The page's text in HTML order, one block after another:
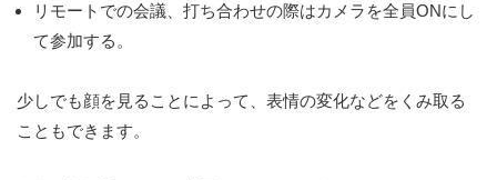
リモートでの会議、打ち合わせの際はカメラを全員ONにし
て参加する。
少しでも顔を見ることによって、表情の変化などをくみ取る
こともできます。